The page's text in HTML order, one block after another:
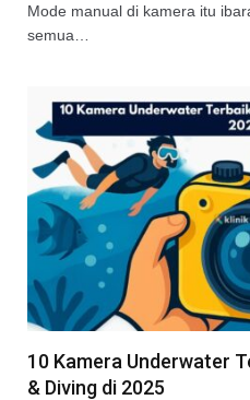
Mode manual di kamera itu
semua…
10 Kamera Underwater
& Diving di 2025